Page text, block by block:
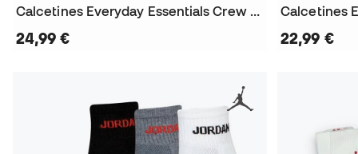
Calcetines Everyday Essentials Crew (6 Pares)
24,99 € 22,99 €